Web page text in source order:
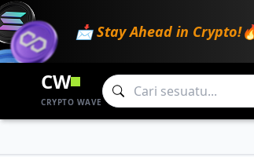
📩 Stay Ahead in
CW
CRYPTO WAVE